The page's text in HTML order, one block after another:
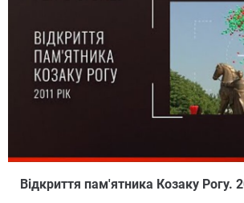
Відкриття пам'ятника Козаку Рогу.